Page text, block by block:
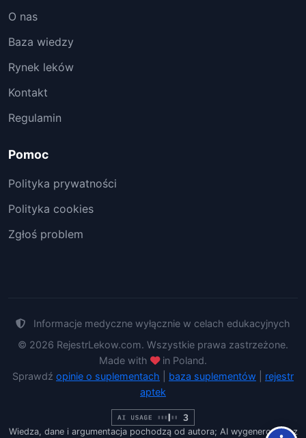
O nas
Baza wiedzy
Rynek leków
Kontakt
Regulamin
Pomoc
Polityka prywatności
Polityka cookies
Zgłoś problem
Informacje medyczne wyłącznie w celach edukacyjnych
© 2026 RejestrLekow.com. Wszystkie prawa zastrzeżone.
Made with
in Poland.
Sprawdź opinie o suplementach baza suplementów
rejestr
aptek
Wiedza, dane i argumentacja pochodzą od autora; AI wygenerowało z